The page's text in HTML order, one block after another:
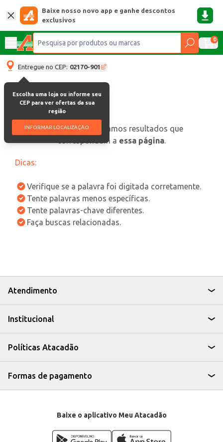
Baixe nosso novo app e ganhe descontos
exclusivos
0
Entregue no CEP: 02170-901
Escolha uma loja ou informe seu
CEP para ver ofertas da sua
região
INFORMAR LOCALIZAÇÃO
oops, não encontramos resultados que
correspondam a essa página.
Dicas:
Verifique se a palavra foi digitada corretamente.
Tente palavras menos específicas.
Tente palavras-chave diferentes.
Faça buscas relacionadas.
Atendimento
Institucional
Políticas Atacadão
Formas de pagamento
Baixe o aplicativo Meu Atacadão